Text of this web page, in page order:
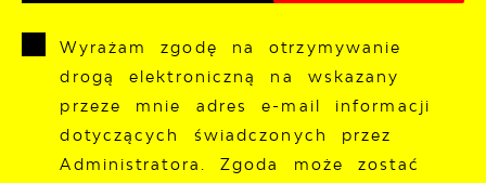
Wyrażam zgodę na otrzymywanie
drogą elektroniczną na wskazany
przeze mnie adres e-mail informacji
dotyczących świadczonych przez
Administratora. Zgoda może zostać